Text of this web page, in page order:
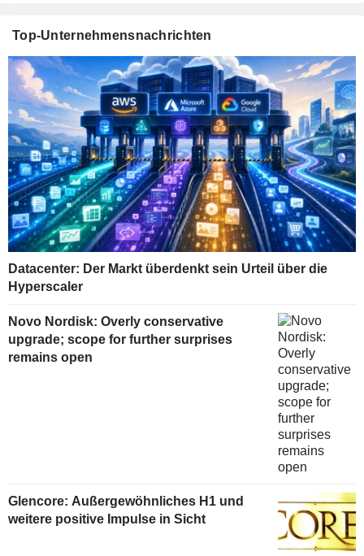
Top-Unternehmensnachrichten
Datacenter: Der Markt überdenkt sein Urteil über die
Hyperscaler
Novo Nordisk: Overly conservative
upgrade; scope for further surprises
remains open
Glencore: Außergewöhnliches H1 und
weitere positive Impulse in Sicht